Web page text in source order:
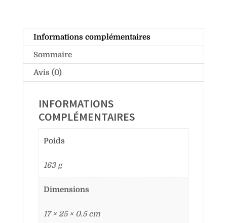
Informations complémentaires
Sommaire
Avis (0)
INFORMATIONS
COMPLÉMENTAIRES
Poids
163 g
Dimensions
17 × 25 × 0.5 cm